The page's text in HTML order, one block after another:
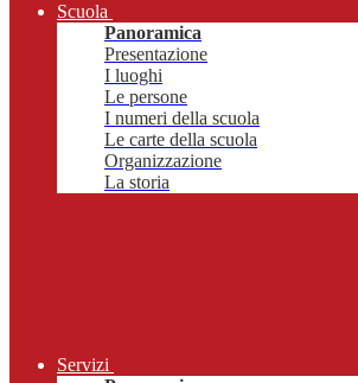
Scuola
Panoramica
Presentazione
I luoghi
Le persone
I numeri della scuola
Le carte della scuola
Organizzazione
La storia
Servizi